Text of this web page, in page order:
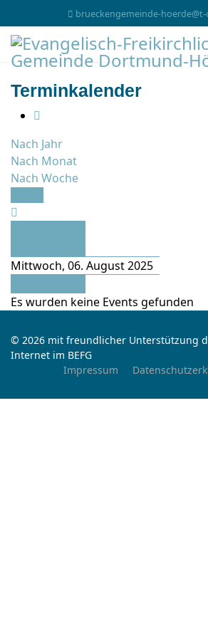
brueckengemeinde-
Terminkalender
Nach Jahr
Nach Monat
Nach Woche
Mittwoch, 06. August 2025
Es wurden keine Events gefunden
© 2026 mit freundlicher Unterstützung
Internet im BEFG
Impressum